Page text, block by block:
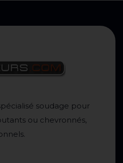
soudage pour
ou chevronnés,